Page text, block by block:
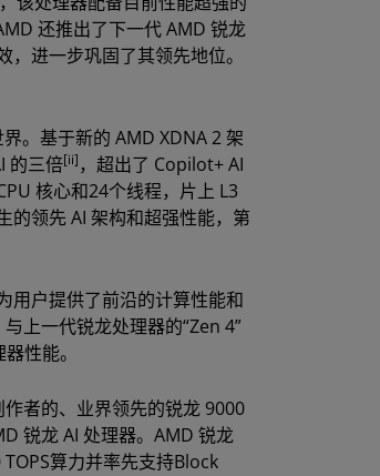
还推出了下一代 AMD 锐龙
进一步巩固了其领先地位。
。基于新的 AMD XDNA 2 架
的三倍[ii] ，超出了 Copilot+ AI
核心和24个线程，片上 L3
的领先 AI 架构和超强性能，第
用户提供了前沿的计算性能和
上一代锐龙处理器的“Zen 4”
性能。
者的、业界领先的锐龙 9000
锐龙 AI 处理器。AMD 锐龙
算力并率先支持Block